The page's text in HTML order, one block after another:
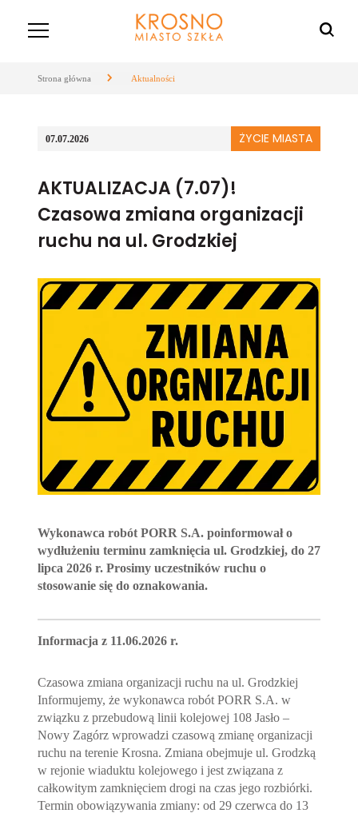
Strona główna Aktualności
07.07.2026 ŻYCIE MIASTA
AKTUALIZACJA (7.07)!
Czasowa zmiana organizacji
ruchu na ul. Grodzkiej
Wykonawca robót PORR S.A. poinformował o
wydłużeniu terminu zamknięcia ul. Grodzkiej, do 27
lipca 2026 r. Prosimy uczestników ruchu o
stosowanie się do oznakowania.
Informacja z 11.06.2026 r.
Czasowa zmiana organizacji ruchu na ul. Grodzkiej
Informujemy, że wykonawca robót PORR S.A. w
związku z przebudową linii kolejowej 108 Jasło –
Nowy Zagórz wprowadzi czasową zmianę organizacji
ruchu na terenie Krosna. Zmiana obejmuje ul. Grodzką
w rejonie wiaduktu kolejowego i jest związana z
całkowitym zamknięciem drogi na czas jego rozbiórki.
Termin obowiązywania zmiany: od 29 czerwca do 13